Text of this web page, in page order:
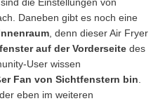
Daneben gibt es noch eine
, denn dieser Air Fryer
auf der Vorderseite des
User wissen
Fan von Sichtfenstern bin
eben im weiteren